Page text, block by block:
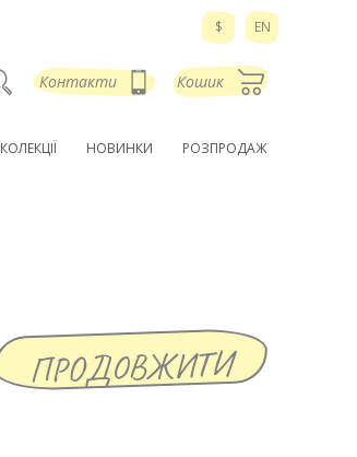
EN
$
Кошик
Контакти
КОЛЕКЦІЇ НОВИНКИ РОЗПРОДАЖ
ПРОДОВЖИТИ